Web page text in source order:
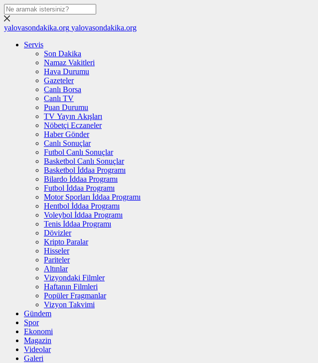
yalovasondakika.org yalovasondakika.org
Servis
Son Dakika
Namaz Vakitleri
Hava Durumu
Gazeteler
Canlı Borsa
Canlı TV
Puan Durumu
TV Yayın Akışları
Nöbetçi Eczaneler
Haber Gönder
Canlı Sonuçlar
Futbol Canlı Sonuçlar
Basketbol Canlı Sonuçlar
Basketbol İddaa Programı
Bilardo İddaa Programı
Futbol İddaa Programı
Motor Sporları İddaa Programı
Hentbol İddaa Programı
Voleybol İddaa Programı
Tenis İddaa Programı
Dövizler
Kripto Paralar
Hisseler
Pariteler
Altınlar
Vizyondaki Filmler
Haftanın Filmleri
Popüler Fragmanlar
Vizyon Takvimi
Gündem
Spor
Ekonomi
Magazin
Videolar
Galeri